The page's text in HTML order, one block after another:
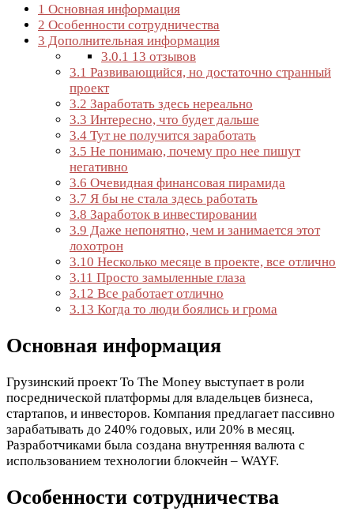
1 Основная информация
2 Особенности сотрудничества
3 Дополнительная информация
3.0.1 13 отзывов
3.1 Развивающийся, но достаточно странный
проект
3.2 Заработать здесь нереально
3.3 Интересно, что будет дальше
3.4 Тут не получится заработать
3.5 Не понимаю, почему про нее пишут
негативно
3.6 Очевидная финансовая пирамида
3.7 Я бы не стала здесь работать
3.8 Заработок в инвестировании
3.9 Даже непонятно, чем и занимается этот
лохотрон
3.10 Несколько месяце в проекте, все отлично
3.11 Просто замыленные глаза
3.12 Все работает отлично
3.13 Когда то люди боялись и грома
Основная информация
Грузинский проект To The Money выступает в роли
посреднической платформы для владельцев бизнеса,
стартапов, и инвесторов. Компания предлагает пассивно
зарабатывать до 240% годовых, или 20% в месяц.
Разработчиками была создана внутренняя валюта с
использованием технологии блокчейн – WAYF.
Особенности сотрудничества